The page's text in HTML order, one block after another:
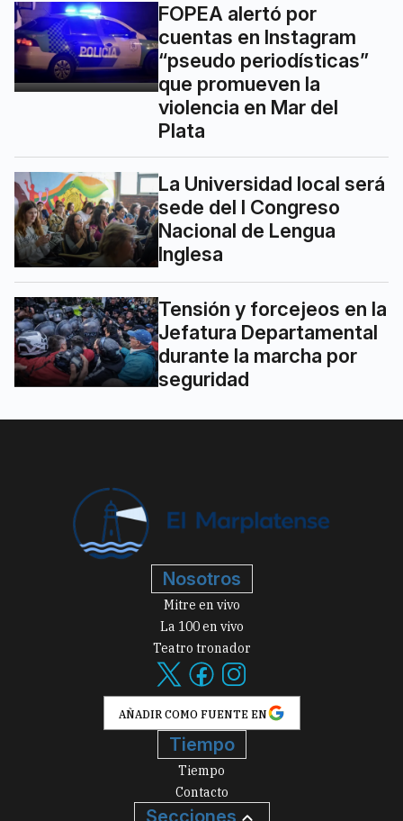
FOPEA alertó por
cuentas en Instagram
“pseudo periodísticas”
que promueven la
violencia en Mar del
Plata
La Universidad local será
sede del I Congreso
Nacional de Lengua
Inglesa
Tensión y forcejeos en la
Jefatura Departamental
durante la marcha por
seguridad
Nosotros
Mitre en vivo
La 100 en vivo
Teatro tronador
AÑADIR COMO FUENTE EN
Tiempo
Tiempo
Contacto
Secciones